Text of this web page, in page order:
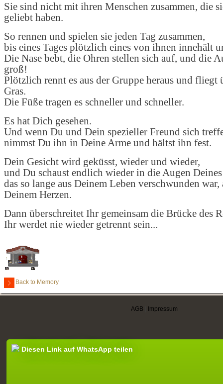
Sie sind nicht mit ihren Menschen zusammen, die
geliebt haben.
So rennen und spielen sie jeden Tag zusammen,
bis eines Tages plötzlich eines von ihnen innehält
Die Nase bebt, die Ohren stellen sich auf, und die
groß!
Plötzlich rennt es aus der Gruppe heraus und fliegt
Gras.
Die Füße tragen es schneller und schneller.
Es hat Dich gesehen.
Und wenn Du und Dein spezieller Freund sich
nimmst Du ihn in Deine Arme und hältst ihn fest.
Dein Gesicht wird geküsst, wieder und wieder,
und Du schaust endlich wieder in die Augen
das so lange aus Deinem Leben verschwunden war,
Deinem Herzen.
Dann überschreitet Ihr gemeinsam die Brücke des
Ihr werdet nie wieder getrennt sein...
Back to Memory
AGB Impressum
Diesen Link auf WhatsApp teilen